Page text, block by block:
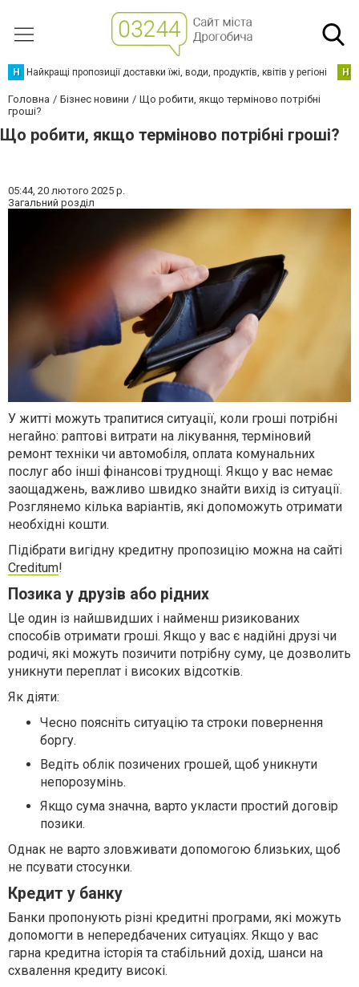
Н Найкращі пропозиції доставки їжі, води, продуктів, квітів у регіоні Н
Головна Бізнес новини
Що робити, якщо терміново потрібні
гроші?
Що робити, якщо терміново потрібні гроші?
05:44, 20 лютого 2025 р.
Загальний розділ
У житті можуть трапитися ситуації, коли гроші потрібні
негайно: раптові витрати на лікування, терміновий
ремонт техніки чи автомобіля, оплата комунальних
послуг або інші фінансові труднощі. Якщо у вас немає
заощаджень, важливо швидко знайти вихід із ситуації.
Розглянемо кілька варіантів, які допоможуть отримати
необхідні кошти.
Підібрати вигідну кредитну пропозицію можна на сайті
Creditum!
Позика у друзів або рідних
Це один із найшвидших і найменш ризикованих
способів отримати гроші. Якщо у вас є надійні друзі чи
родичі, які можуть позичити потрібну суму, це дозволить
уникнути переплат і високих відсотків.
Як діяти:
Чесно поясніть ситуацію та строки повернення
боргу.
Ведіть облік позичених грошей, щоб уникнути
непорозумінь.
Якщо сума значна, варто укласти простий договір
позики.
Однак не варто зловживати допомогою близьких, щоб
не псувати стосунки.
Кредит у банку
Банки пропонують різні кредитні програми, які можуть
допомогти в непередбачених ситуаціях. Якщо у вас
гарна кредитна історія та стабільний дохід, шанси на
схвалення кредиту високі.